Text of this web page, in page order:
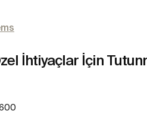
İhtiyaçlar İçin